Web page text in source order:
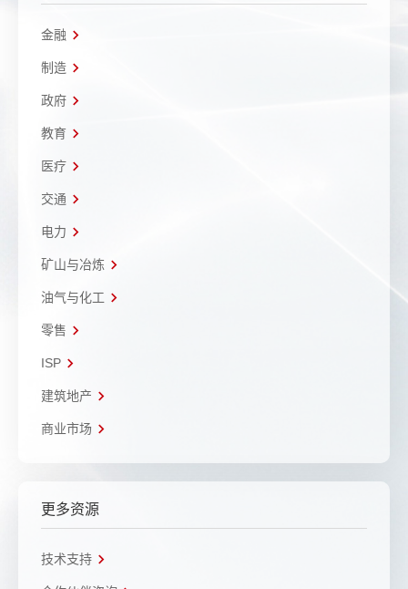
金融
制造
政府
教育
医疗
交通
电力
矿山与冶炼
油气与化工
零售
ISP
建筑地产
商业市场
更多资源
技术支持